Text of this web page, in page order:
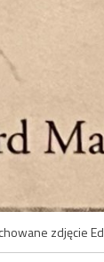
zdjęcie